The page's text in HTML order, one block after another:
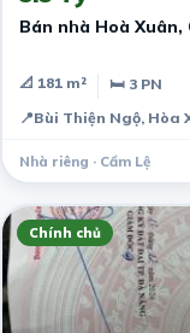
Bán nhà Hoà Xuân,
📐 181 m²
🛏 3 PN
📍Bùi Thiện Ngộ, Hòa
Nhà riêng · Cẩm Lệ
Chính chủ